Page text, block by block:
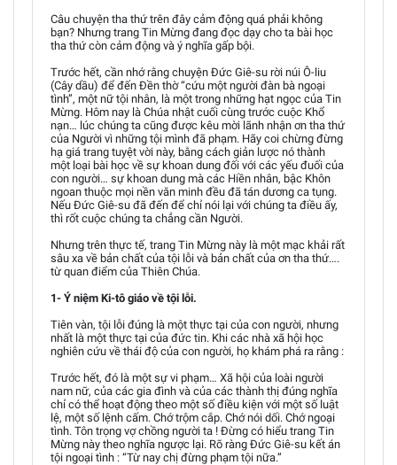
Câu chuyện tha thứ trên đây cảm động quá phải không
bạn? Nhưng trang Tin Mừng đang đọc dạy cho ta bài học
tha thứ còn cảm động và ý nghĩa gấp bội.
Trước hết, cần nhớ rằng chuyện Đức Giê-su rời núi Ô-liu
(Cây dầu) để đến Đền thờ “cứu một người đàn bà ngoại
tình”, một nữ tội nhân, là một trong những hạt ngọc của Tin
Mừng. Hôm nay là Chúa nhật cuối cùng trước cuộc Khổ
nạn… lúc chúng ta cũng được kêu mời lãnh nhận ơn tha thứ
của Người vì những tội mình đã phạm. Hãy coi chừng đừng
hạ giá trang tuyệt vời này, bằng cách giản lược nó thành
một loại bài học về sự khoan dung đối với các yếu đuối của
con người… sự khoan dung mà các Hiền nhân, bậc Khôn
ngoan thuộc mọi nền văn minh đều đã tán dương ca tụng.
Nếu Đức Giê-su đã đến để chỉ nói lại với chúng ta điều ấy,
thì rốt cuộc chúng ta chẳng cần Người.
Nhưng trên thực tế, trang Tin Mừng này là một mạc khải rất
sâu xa về bản chất của tội lỗi và bản chất của ơn tha thứ….
từ quan điểm của Thiên Chúa.
1- Ý niệm Ki-tô giáo về tội lỗi.
Tiên vàn, tội lỗi đúng là một thực tại của con người, nhưng
nhất là một thực tại của đức tin. Khi các nhà xã hội học
nghiên cứu về thái độ của con người, họ khám phá ra rằng :
Trước hết, đó là một sự vi phạm… Xã hội của loài người
nam nữ, của các gia đình và của các thành thị đúng nghĩa
chỉ có thể hoạt động theo một số điều kiện với một số luật
lệ, một số lệnh cấm. Chớ trộm cắp. Chớ nói dối. Chớ ngoại
tình. Tôn trọng vợ chồng người ta ! Đừng có hiểu trang Tin
Mừng này theo nghĩa ngược lại. Rõ ràng Đức Giê-su kết án
tội ngoại tình : “Từ nay chị đừng phạm tội nữa.”